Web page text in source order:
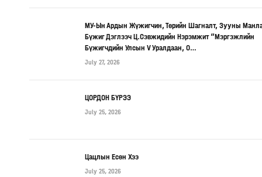
МУ-Ын Ардын Жүжигчин, Төрийн Шагналт, Зууны
Бүжиг Дэглээч Ц.Сэвжидийн Нэрэмжит “Мэргэжлийн
Бүжигчдийн Улсын V Уралдаан, О…
July 27, 2026
ЦОРДОН БҮРЭЭ
July 25, 2026
Цацлын Есөн Хээ
July 25, 2026